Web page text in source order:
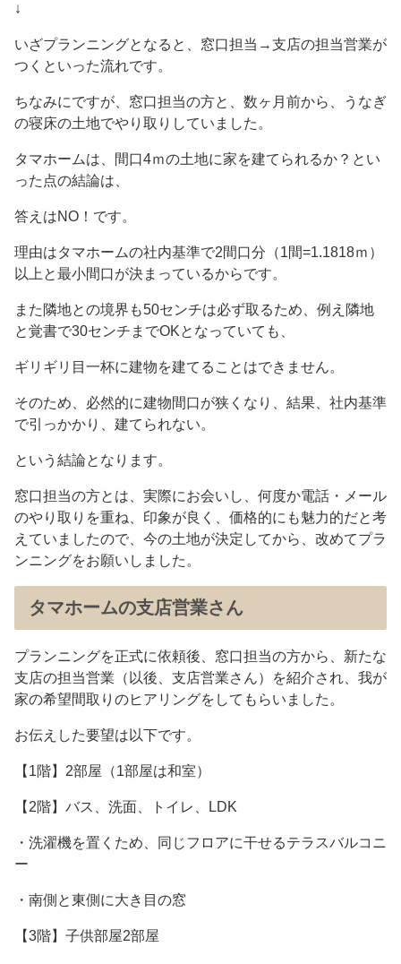
↓
いざプランニングとなると、窓口担当→支店の担当営業が
つくといった流れです。
ちなみにですが、窓口担当の方と、数ヶ月前から、うなぎ
の寝床の土地でやり取りしていました。
タマホームは、間口4ｍの土地に家を建てられるか？とい
った点の結論は、
答えはNO！です。
理由はタマホームの社内基準で2間口分（1間=1.1818ｍ）
以上と最小間口が決まっているからです。
また隣地との境界も50センチは必ず取るため、例え隣地
と覚書で30センチまでOKとなっていても、
ギリギリ目一杯に建物を建てることはできません。
そのため、必然的に建物間口が狭くなり、結果、社内基準
で引っかかり、建てられない。
という結論となります。
窓口担当の方とは、実際にお会いし、何度か電話・メール
のやり取りを重ね、印象が良く、価格的にも魅力的だと考
えていましたので、今の土地が決定してから、改めてプラ
ンニングをお願いしました。
タマホームの支店営業さん
プランニングを正式に依頼後、窓口担当の方から、新たな
支店の担当営業（以後、支店営業さん）を紹介され、我が
家の希望間取りのヒアリングをしてもらいました。
お伝えした要望は以下です。
【1階】2部屋（1部屋は和室）
【2階】バス、洗面、トイレ、LDK
・洗濯機を置くため、同じフロアに干せるテラスバルコニ
ー
・南側と東側に大き目の窓
【3階】子供部屋2部屋